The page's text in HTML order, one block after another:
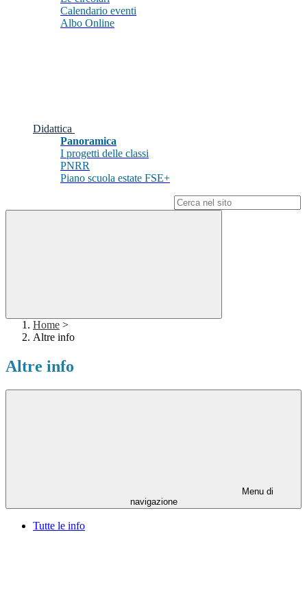
Calendario eventi
Albo Online
Didattica
Panoramica
I progetti delle classi
PNRR
Piano scuola estate FSE+
Home >
Altre info
Altre info
Menu di
navigazione
Tutte le info